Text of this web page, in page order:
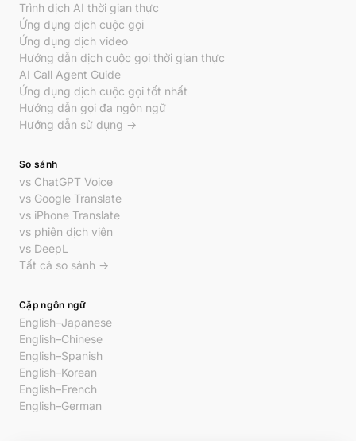
Trình dịch AI thời gian thực
Ứng dụng dịch cuộc gọi
Ứng dụng dịch video
Hướng dẫn dịch cuộc gọi thời gian thực
AI Call Agent Guide
Ứng dụng dịch cuộc gọi tốt nhất
Hướng dẫn gọi đa ngôn ngữ
Hướng dẫn sử dụng →
So sánh
vs ChatGPT Voice
vs Google Translate
vs iPhone Translate
vs phiên dịch viên
vs DeepL
Tất cả so sánh →
Cặp ngôn ngữ
English–Japanese
English–Chinese
English–Spanish
English–Korean
English–French
English–German